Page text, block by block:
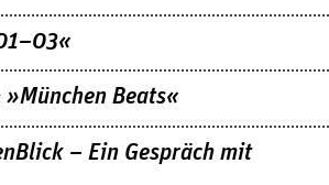
Beats«
– Ein Gespräch mit